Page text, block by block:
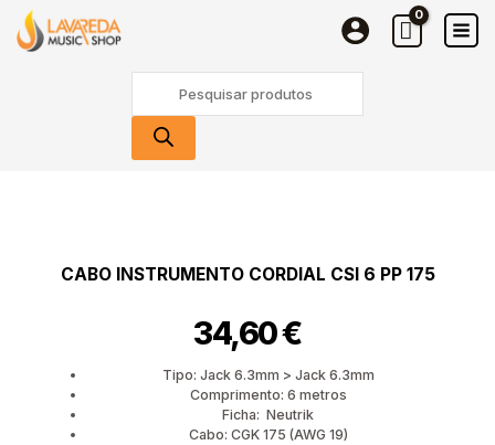
content
search
CABO INSTRUMENTO CORDIAL CSI 6 PP 175
34,60€
Tipo: Jack 6.3mm > Jack 6.3mm
Comprimento: 6 metros
Ficha: Neutrik
Cabo: CGK 175 (AWG 19)
instrumento
CORDIAL
PP